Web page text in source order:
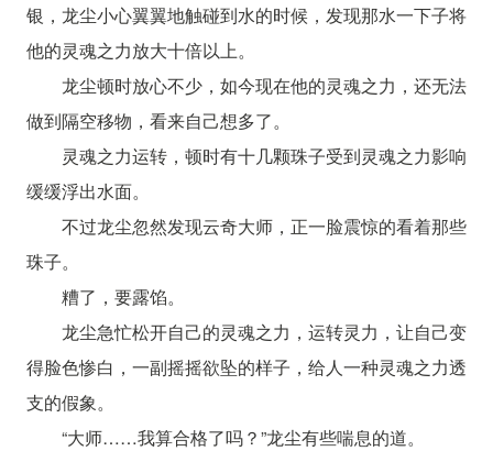
银，龙尘小心翼翼地触碰到水的时候，发现那水一下子将
他的灵魂之力放大十倍以上。
龙尘顿时放心不少，如今现在他的灵魂之力，还无法
做到隔空移物，看来自己想多了。
灵魂之力运转，顿时有十几颗珠子受到灵魂之力影响
缓缓浮出水面。
不过龙尘忽然发现云奇大师，正一脸震惊的看着那些
珠子。
糟了，要露馅。
龙尘急忙松开自己的灵魂之力，运转灵力，让自己变
得脸色惨白，一副摇摇欲坠的样子，给人一种灵魂之力透
支的假象。
“大师……我算合格了吗？”龙尘有些喘息的道。